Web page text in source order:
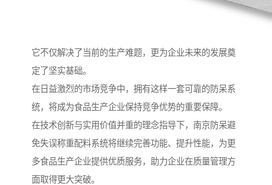
它不仅解决了当前的生产难题，更为企业未来的发展奠
定了坚实基础。
在日益激烈的市场竞争中，拥有这样一套可靠的防呆系
统，将成为食品生产企业保持竞争优势的重要保障。
在技术创新与实用价值并重的理念指导下，南京防呆避
免失误称重配料系统将继续完善功能、提升性能，为更
多食品生产企业提供优质服务，助力企业在质量管理方
面取得更大突破。